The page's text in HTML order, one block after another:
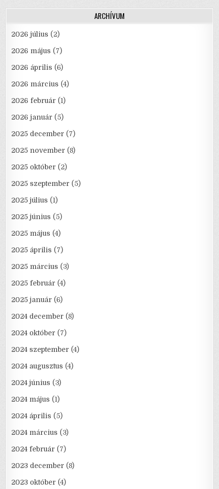
ARCHÍVUM
2026 július (2)
2026 május (7)
2026 április (6)
2026 március (4)
2026 február (1)
2026 január (5)
2025 december (7)
2025 november (8)
2025 október (2)
2025 szeptember (5)
2025 július (1)
2025 június (5)
2025 május (4)
2025 április (7)
2025 március (3)
2025 február (4)
2025 január (6)
2024 december (8)
2024 október (7)
2024 szeptember (4)
2024 augusztus (4)
2024 június (3)
2024 május (1)
2024 április (5)
2024 március (3)
2024 február (7)
2023 december (8)
2023 október (4)